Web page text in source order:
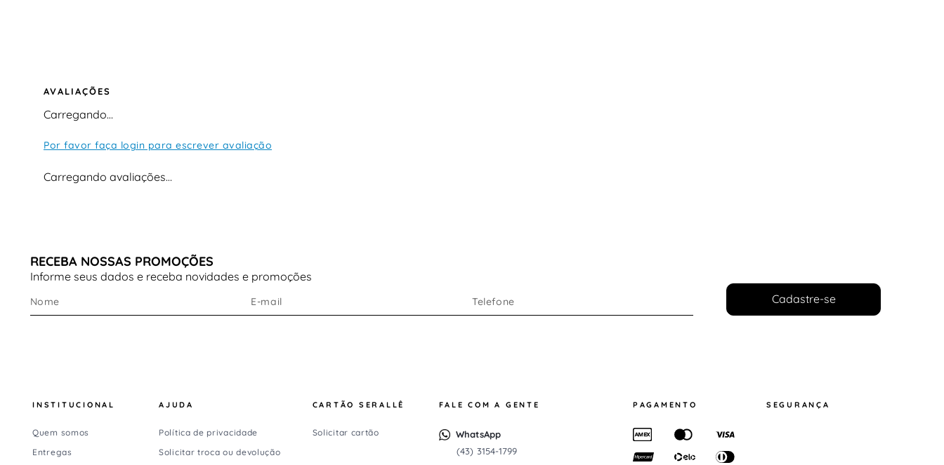
AVALIAÇÕES
Carregando…
Por favor faça login para escrever avaliação
Carregando avaliações…
RECEBA NOSSAS PROMOÇÕES
Informe seus dados e receba novidades e promoções
Cadastre-se
INSTITUCIONAL
Quem somos
Entregas
AJUDA
Política de privacidade
Solicitar troca ou devolução
CARTÃO SERALLÊ
Solicitar cartão
FALE COM A GENTE
WhatsApp
(43) 3154-1799
PAGAMENTO SEGURANÇA